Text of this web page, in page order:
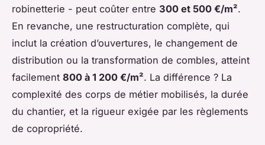
robinetterie - peut coûter entre 300 et 500 €/m².
En revanche, une restructuration complète, qui
inclut la création d’ouvertures, le changement de
distribution ou la transformation de combles, atteint
facilement 800 à 1 200 €/m². La différence ? La
complexité des corps de métier mobilisés, la durée
du chantier, et la rigueur exigée par les règlements
de copropriété.